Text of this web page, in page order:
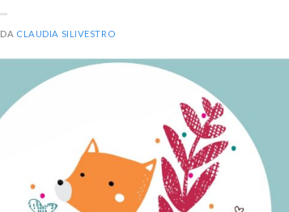
DA CLAUDIA SILIVESTRO